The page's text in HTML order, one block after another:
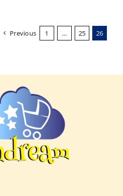
Previous 1 … 25 26